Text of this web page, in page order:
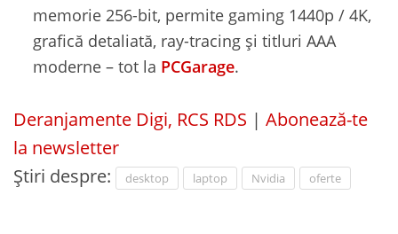
memorie 256-bit, permite gaming 1440p / 4K,
grafică detaliată, ray-tracing şi titluri AAA
moderne – tot la PCGarage.
Deranjamente Digi, RCS RDS | Abonează-te
la newsletter
Știri despre:
desktop laptop Nvidia oferte